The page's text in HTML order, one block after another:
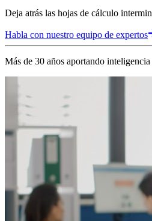
Deja atrás las hojas de cálculo
Habla con nuestro equipo de expertos
Más de 30 años aportando